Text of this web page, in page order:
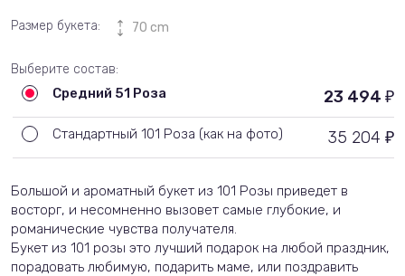
Размер букета: 70 cm
Выберите состав:
Средний 51 Роза 23 494 ₽
Стандартный 101 Роза (как на фото) 35 204 ₽
Большой и ароматный букет из 101 Розы приведет в
восторг, и несомненно вызовет самые глубокие, и
романические чувства получателя.
Букет из 101 розы это лучший подарок на любой праздник,
порадовать любимую, подарить маме, или поздравить